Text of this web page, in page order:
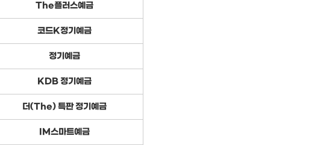
The플러스예금
코드K정기예금
정기예금
KDB 정기예금
더(The) 특판 정기예금
IM스마트예금